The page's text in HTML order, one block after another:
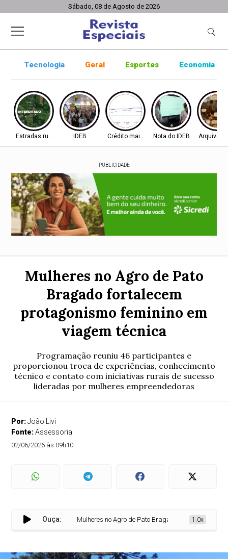
Sábado, 08 de Agosto de 2026
Tecnologia Geral Esportes Economia
Estradas rurais IDEB Crédito mais difícilNota do IDEB Arquivo
PUBLICIDADE
Mulheres no Agro de Pato
Bragado fortalecem
protagonismo feminino em
viagem técnica
Programação reuniu 46 participantes e
proporcionou troca de experiências, conhecimento
técnico e contato com iniciativas rurais de sucesso
lideradas por mulheres empreendedoras
Por:João Livi
Fonte:Assessoria
02/06/2026 às 09h10
Ouça: Mulheres no Agro de Pato Bragado fortalecem1.0x